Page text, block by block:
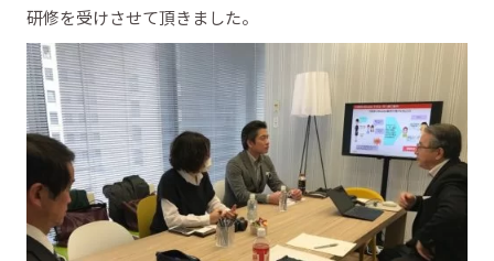
研修を受けさせて頂きました。